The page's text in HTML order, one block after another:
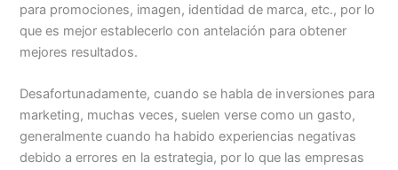
para promociones, imagen, identidad de marca, etc., por lo
que es mejor establecerlo con antelación para obtener
mejores resultados.
Desafortunadamente, cuando se habla de inversiones para
marketing, muchas veces, suelen verse como un gasto,
generalmente cuando ha habido experiencias negativas
debido a errores en la estrategia, por lo que las empresas